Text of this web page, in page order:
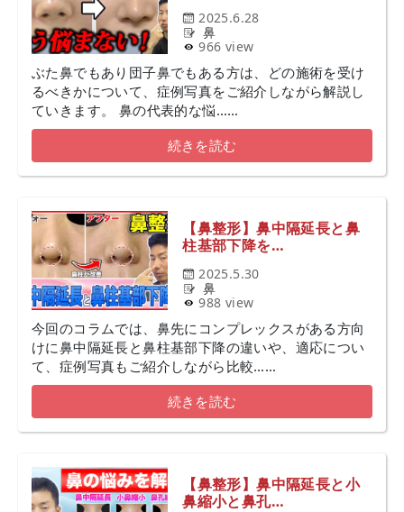
2025.6.28
鼻
966 view
ぶた鼻でもあり団子鼻でもある方は、どの施術を受け
るべきかについて、症例写真をご紹介しながら解説し
ていきます。 鼻の代表的な悩……
続きを読む
【鼻整形】鼻中隔延長と鼻
柱基部下降を…
2025.5.30
鼻
988 view
今回のコラムでは、鼻先にコンプレックスがある方向
けに鼻中隔延長と鼻柱基部下降の違いや、適応につい
て、症例写真もご紹介しながら比較……
続きを読む
【鼻整形】鼻中隔延長と小
鼻縮小と鼻孔…